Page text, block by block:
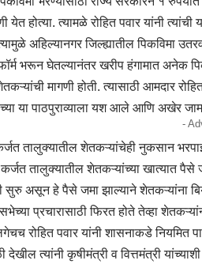
होत्या. त्यामळे रोहित पवार यांनी त्यांची
अहिल्यानगर जिल्ह्यातील पिकविमा
फॉर्म भरून घेतल्यानंतर खरीप हंगामात
मागणी होती. त्यासाठी आमदार
या पाठपुराव्याला यश आले आणि अखेर
-
तालुक्यातील शेतकऱ्यांचेही नुकसान
कर्जत तालुक्यातील शेतकऱ्यांच्या खात्यात
सुरु असून हे पैसे जमा झाल्याने शेतकऱ्यांना
प्रचारासाठी फिरत होते तेव्हा
रोहित पवार यांनी शासनाकडे नियमित
देखील त्यांनी कृषीमंत्री व वित्तमंत्री